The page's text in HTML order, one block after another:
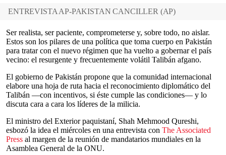
ENTREVISTA AP-PAKISTAN CANCILLER (AP)
Ser realista, ser paciente, comprometerse y, sobre todo, no aislar.
Estos son los pilares de una política que toma cuerpo en Pakistán
para tratar con el nuevo régimen que ha vuelto a gobernar el país
vecino: el resurgente y frecuentemente volátil Talibán afgano.
El gobierno de Pakistán propone que la comunidad internacional
elabore una hoja de ruta hacia el reconocimiento diplomático del
Talibán —con incentivos, si éste cumple las condiciones— y lo
discuta cara a cara los líderes de la milicia.
El ministro del Exterior paquistaní, Shah Mehmood Qureshi,
esbozó la idea el miércoles en una entrevista con The Associated
Press al margen de la reunión de mandatarios mundiales en la
Asamblea General de la ONU.